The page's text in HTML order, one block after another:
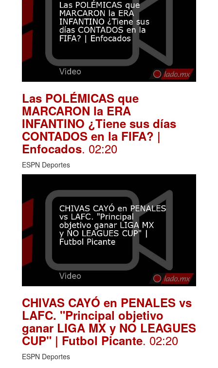
Las POLÉMICAS que
MARCARON la ERA
INFANTINO ¿Tiene sus días
CONTADOS en la FIFA? |
Enfocados. 02:20
ESPN Deportes
CHIVAS CAYÓ en PENALES vs
LAFC. "Principal objetivo
ganar LIGA MX y NO LEAGUES
CUP" | Futbol Picante. 02:20
ESPN Deportes